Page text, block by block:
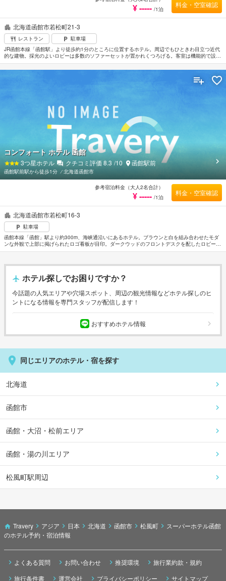
北海道函館市若松町21-3
レストラン
駐車場
JR函館本線「函館駅」より徒歩約1分のところに位置するホテル。周辺でもひときわ目立つ近代
的な建物。採光のよいロビーは多数のソファーセットが置かれくつろげる。客室は機能的で設備
も整いビジネスにも対応している。最上階にある天然温泉大浴場で旅の疲れを癒せる。函館ICま
で車で約20分。最寄りの空港は函館空港。
¥ ----- /1泊
料金・空室確認
北海道函館市若松町16-3
駐車場
函館本線「函館」駅より約300m、海峡通沿いにあるホテル。ブラウンと白を組み合わせたモダ
ンな外観で上部に掲げられたロゴ看板が目印。ダークウッドのフロントデスクを配したロビーは
シックで落ち着いた雰囲気。客室は木製家具を効果的に配置しスペースにゆとりがある。周辺は
コンフォート ホテル 函館
3つ星ホテル クチコミ評価 8.3 /10 函館駅前
函館駅前駅から徒歩1分 ⁄北海道函館市
参考宿泊料金（大人2名合計）
¥ ----- /1泊
料金・空室確認
ホテル探しでお困りですか？
今話題の人気エリアや穴場スポット、周辺の観光情報などホテル探しのヒ
ントになる情報を専門スタッフが配信します！
おすすめホテル情報
同じエリアのホテル・宿を探す
北海道
函館市
函館・大沼・松前エリア
函館・湯の川エリア
松風町駅周辺
Travery アジア 日本 北海道 函館市 松風町
スーパーホテル函館
のホテル予約・宿泊情報
よくある質問 お問い合わせ 推奨環境
旅行業約款・規約
旅行条件書
運営会社 プライバシーポリシー サイトマップ